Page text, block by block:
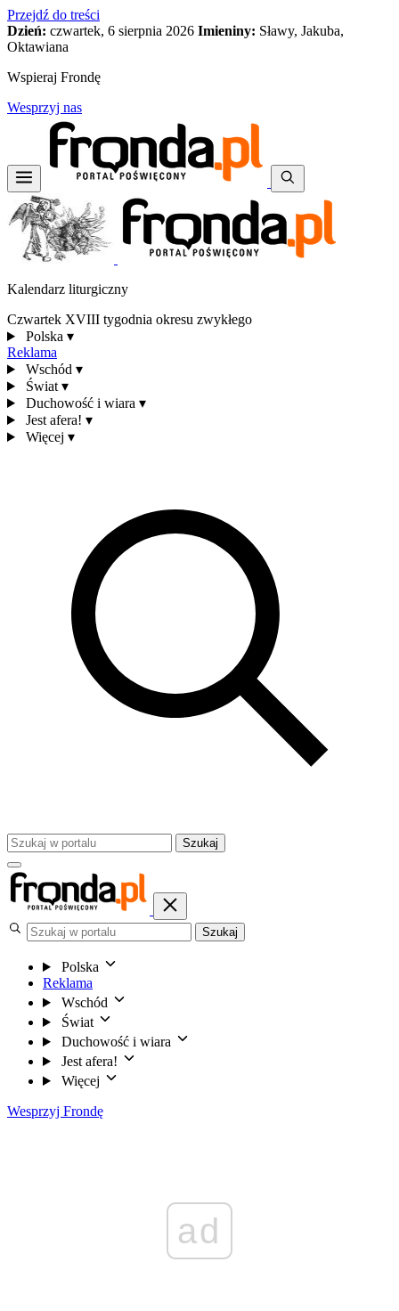
Przejdź do treści
Dzień: czwartek, 6 sierpnia 2026 Imieniny: Sławy, Jakuba,
Oktawiana
Wspieraj Frondę
Wesprzyj nas
Kalendarz liturgiczny
Czwartek XVIII tygodnia okresu zwykłego
Polska ▾
Reklama
Wschód ▾
Świat ▾
Duchowość i wiara ▾
Jest afera! ▾
Więcej ▾
Szukaj
Szukaj
Polska
Reklama
Wschód
Świat
Duchowość i wiara
Jest afera!
Więcej
Wesprzyj Frondę
ad